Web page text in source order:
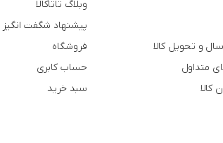
و تحویل کالا
متداول
کالا
وبلاگ تاتاکالا
پیشنهاد شگفت انگیز
فروشگاه
حساب کابری
سبد خرید